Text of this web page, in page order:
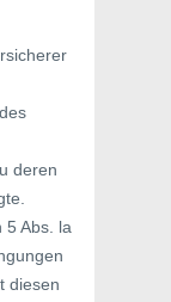
deren
5 Abs. la
diesen